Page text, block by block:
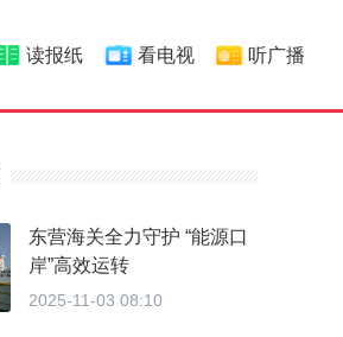
读报纸 看电视 听广播
东营海关全力守护 “能源口
岸”高效运转
2025-11-03 08:10